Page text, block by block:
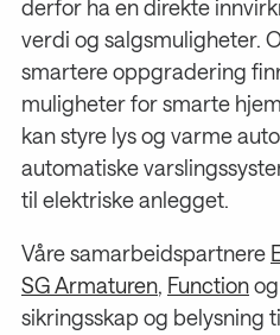
derfor ha en direkte
verdi og salgsmuligheter.
smartere oppgradering
muligheter for smarte
kan styre lys og varme
automatiske
til elektriske anlegget.
Våre samarbeidspartnere
SG Armaturen, Functionog
sikringsskap og belysning